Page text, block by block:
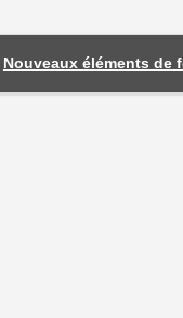
Nouveaux éléments de